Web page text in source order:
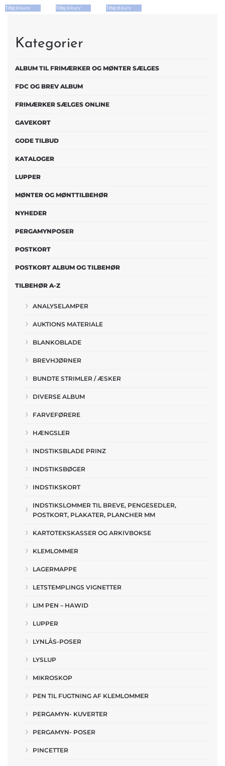
Tilføj til kurv Tilføj til kurv Tilføj til kurv
Kategorier
ALBUM TIL FRIMÆRKER OG MØNTER SÆLGES
FDC OG BREV ALBUM
FRIMÆRKER SÆLGES ONLINE
GAVEKORT
GODE TILBUD
KATALOGER
LUPPER
MØNTER OG MØNTTILBEHØR
NYHEDER
PERGAMYNPOSER
POSTKORT
POSTKORT ALBUM OG TILBEHØR
TILBEHØR A-Z
ANALYSELAMPER
AUKTIONS MATERIALE
BLANKOBLADE
BREVHJØRNER
BUNDTE STRIMLER / ÆSKER
DIVERSE ALBUM
FARVEFØRERE
HÆNGSLER
INDSTIKSBLADE PRINZ
INDSTIKSBØGER
INDSTIKSKORT
INDSTIKSLOMMER TIL BREVE, PENGESEDLER,
POSTKORT, PLAKATER, PLANCHER MM
KARTOTEKSKASSER OG ARKIVBOKSE
KLEMLOMMER
LAGERMAPPE
LETSTEMPLINGS VIGNETTER
LIM PEN – HAWID
LUPPER
LYNLÅS-POSER
LYSLUP
MIKROSKOP
PEN TIL FUGTNING AF KLEMLOMMER
PERGAMYN- KUVERTER
PERGAMYN- POSER
PINCETTER